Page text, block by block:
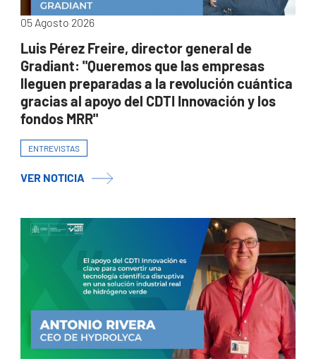
05 Agosto 2026
Luis Pérez Freire, director general de
Gradiant: "Queremos que las empresas
lleguen preparadas a la revolución cuántica
gracias al apoyo del CDTI Innovación y los
fondos MRR"
ENTREVISTAS
VER NOTICIA